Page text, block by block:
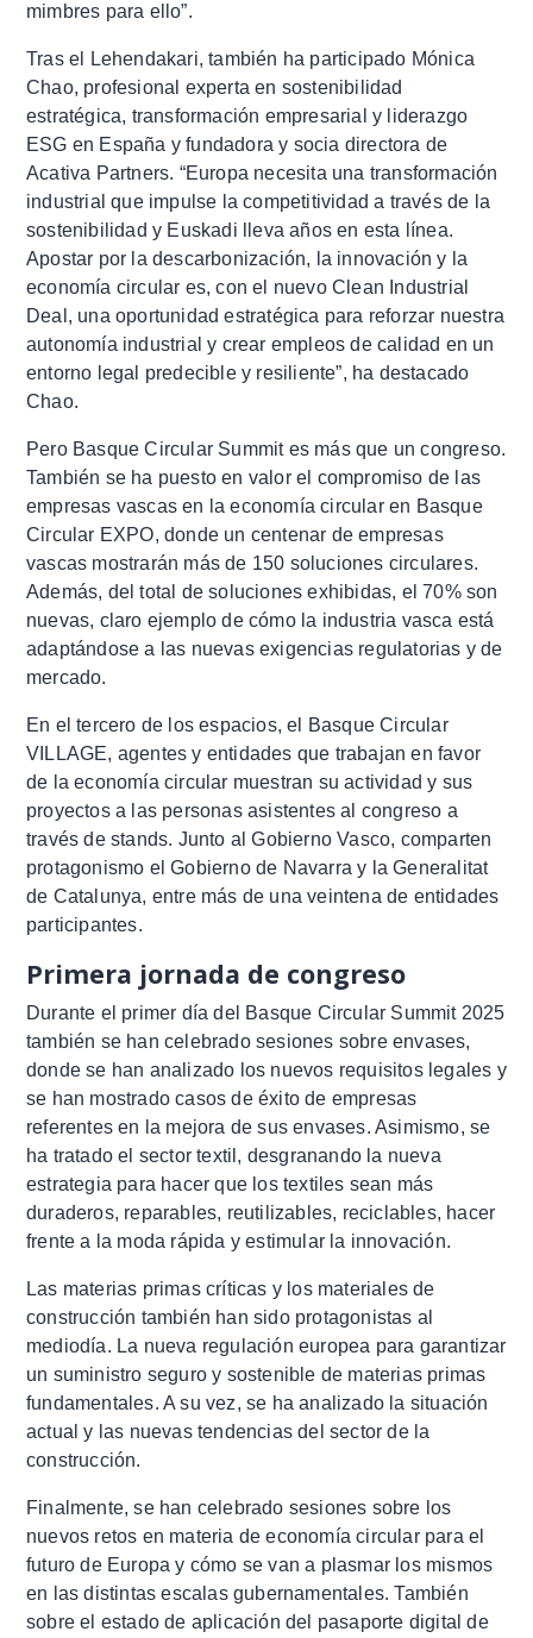
mimbres para ello”.
Tras el Lehendakari, también ha participado Mónica
Chao, profesional experta en sostenibilidad
estratégica, transformación empresarial y liderazgo
ESG en España y fundadora y socia directora de
Acativa Partners. “Europa necesita una transformación
industrial que impulse la competitividad a través de la
sostenibilidad y Euskadi lleva años en esta línea.
Apostar por la descarbonización, la innovación y la
economía circular es, con el nuevo Clean Industrial
Deal, una oportunidad estratégica para reforzar nuestra
autonomía industrial y crear empleos de calidad en un
entorno legal predecible y resiliente”, ha destacado
Chao.
Pero Basque Circular Summit es más que un congreso.
También se ha puesto en valor el compromiso de las
empresas vascas en la economía circular en Basque
Circular EXPO, donde un centenar de empresas
vascas mostrarán más de 150 soluciones circulares.
Además, del total de soluciones exhibidas, el 70% son
nuevas, claro ejemplo de cómo la industria vasca está
adaptándose a las nuevas exigencias regulatorias y de
mercado.
En el tercero de los espacios, el Basque Circular
VILLAGE, agentes y entidades que trabajan en favor
de la economía circular muestran su actividad y sus
proyectos a las personas asistentes al congreso a
través de stands. Junto al Gobierno Vasco, comparten
protagonismo el Gobierno de Navarra y la Generalitat
de Catalunya, entre más de una veintena de entidades
participantes.
Primera jornada de congreso
Durante el primer día del Basque Circular Summit 2025
también se han celebrado sesiones sobre envases,
donde se han analizado los nuevos requisitos legales y
se han mostrado casos de éxito de empresas
referentes en la mejora de sus envases. Asimismo, se
ha tratado el sector textil, desgranando la nueva
estrategia para hacer que los textiles sean más
duraderos, reparables, reutilizables, reciclables, hacer
frente a la moda rápida y estimular la innovación.
Las materias primas críticas y los materiales de
construcción también han sido protagonistas al
mediodía. La nueva regulación europea para garantizar
un suministro seguro y sostenible de materias primas
fundamentales. A su vez, se ha analizado la situación
actual y las nuevas tendencias del sector de la
construcción.
Finalmente, se han celebrado sesiones sobre los
nuevos retos en materia de economía circular para el
futuro de Europa y cómo se van a plasmar los mismos
en las distintas escalas gubernamentales. También
sobre el estado de aplicación del pasaporte digital de